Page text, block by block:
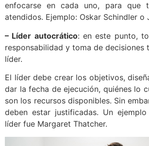
enfocarse en cada uno, para que
atendidos. Ejemplo: Oskar Schindler o
– Líder autocrático: en este punto,
responsabilidad y toma de decisiones
líder.
El líder debe crear los objetivos,
dar la fecha de ejecución, quiénes lo
son los recursos disponibles. Sin
deben estar justificadas. Un
líder fue Margaret Thatcher.